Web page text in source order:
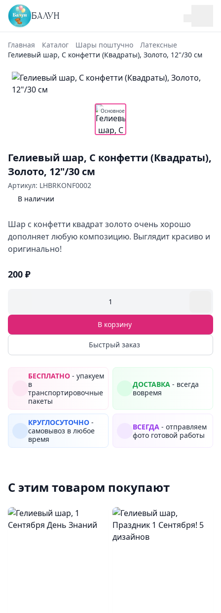
БАЛУН
Главная Каталог Шары поштучно
Латексные
Гелиевый шар, С конфетти (Квадраты), Золото, 12"/30 см
Основное
Гелиевый шар, С конфетти (Квадраты),
Золото, 12"/30 см
Артикул: LHBRKONF0002
В наличии
Шар с конфетти квадрат золото очень хорошо
дополняет любую композицию. Выглядит красиво и
оригинально!
200 ₽
1
В корзину
Быстрый заказ
БЕСПЛАТНО - упакуем
в
транспортировочные
пакеты
ДОСТАВКА - всегда
вовремя
КРУГЛОСУТОЧНО -
самовывоз в любое
время
ВСЕГДА - отправляем
фото готовой работы
С этим товаром покупают